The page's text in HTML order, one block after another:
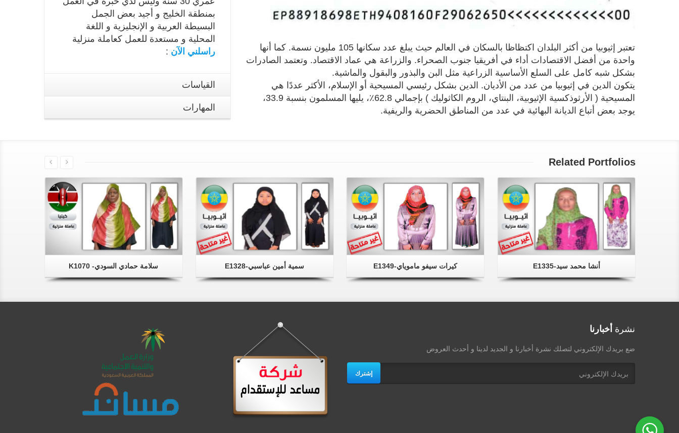
بمنطقة الخليج و أجيد بعض الجمل
البسيطة العربية و الإنجليزية و اللغة
المحلية و مستعدة للعمل كعاملة منزلية
راسلني الآن :
القياسات
المهارات
تعتبر إثيوبيا من أكثر البلدان اكتظاظا بالسكان في العالم حيث يبلغ عدد سكانها 105 مليون نسمة. كما أنها
واحدة من أفضل الاقتصادات أداء في أفريقيا جنوب الصحراء. والزراعة هي عماد الاقتصاد. وتعتمد الصادرات
بشكل شبه كامل على السلع الأساسية الزراعية مثل البن والبذور والبقول والماشية.
يتكون الدين في إثيوبيا من عدد من الأديان. الدين بشكل رئيسي المسيحية أو الإسلام، الأكثر عددًا هي
المسيحية ( الأرثوذكسية الإثيوبية، البنتاي، الروم الكاثوليك ) بإجمالي 62.8٪، يليها المسلمون بنسبة 33.9،
يوجد بعض أتباع الديانة البهائية في عدد من المناطق الحضرية والريفية.
Related Portfolios
سلامة حمادي السودي- K1070 سمية أمين عباسبي-E1328 كيرات سيفو ماموياي-E1349 أنشا محمد سيد-E1335
نشرة أخبارنا
ضع بريدك الإلكتروني لتصلك نشرة أخبارنا و الجديد لدينا و أحدث العروض
إشترك